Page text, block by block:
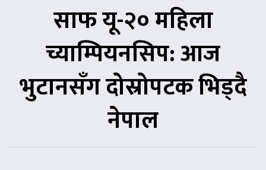
साफ यू-२० महिला
च्याम्पियनसिप: आज
भुटानसँग दोस्रोपटक भिड्दै
नेपाल